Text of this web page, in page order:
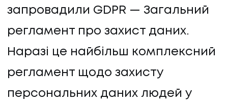
запровадили GDPR — Загальний
регламент про захист даних.
Наразі це найбільш комплексний
регламент щодо захисту
персональних даних людей у